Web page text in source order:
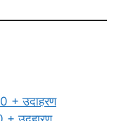
+ उदाहरण